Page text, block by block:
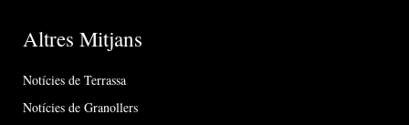
Altres Mitjans
Notícies de Terrassa
Notícies de Granollers